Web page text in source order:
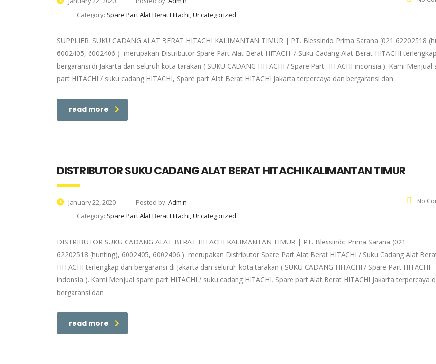
Category: Spare Part Alat Berat Hitachi, Uncategorized
SUPPLIER SUKU CADANG ALAT BERAT HITACHI KALIMANTAN TIMUR | PT. Blessindo Prima Sarana (021 62202518
6002405, 6002406 ) merupakan Distributor Spare Part Alat Berat HITACHI / Suku Cadang Alat Berat HITACHI
bergaransi di Jakarta dan seluruh kota tarakan ( SUKU CADANG HITACHI / Spare Part HITACHI indonsia ). Kami Menjual
part HITACHI / suku cadang HITACHI, Spare part Alat Berat HITACHI Jakarta terpercaya dan bergaransi dan
read more
DISTRIBUTOR SUKU CADANG ALAT BERAT HITACHI KALIMANTAN TIMUR
January 22, 2020 Posted by: Admin
Category: Spare Part Alat Berat Hitachi, Uncategorized
No
DISTRIBUTOR SUKU CADANG ALAT BERAT HITACHI KALIMANTAN TIMUR | PT. Blessindo Prima Sarana (021
62202518 (hunting), 6002405, 6002406 ) merupakan Distributor Spare Part Alat Berat HITACHI / Suku Cadang Alat
HITACHI terlengkap dan bergaransi di Jakarta dan seluruh kota tarakan ( SUKU CADANG HITACHI / Spare Part HITACHI
indonsia ). Kami Menjual spare part HITACHI / suku cadang HITACHI, Spare part Alat Berat HITACHI Jakarta terpercaya
bergaransi dan
read more